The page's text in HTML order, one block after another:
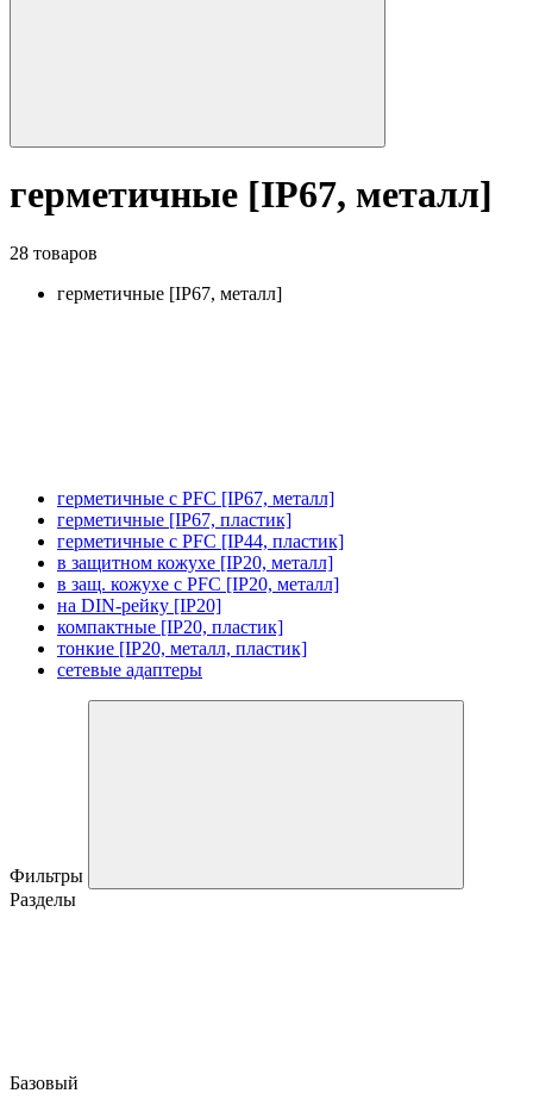
герметичные [IP67, металл]
28 товаров
герметичные [IP67, металл]
герметичные с PFC [IP67, металл]
герметичные [IP67, пластик]
герметичные с PFC [IP44, пластик]
в защитном кожухе [IP20, металл]
в защ. кожухе с PFC [IP20, металл]
на DIN-рейку [IP20]
компактные [IP20, пластик]
тонкие [IP20, металл, пластик]
сетевые адаптеры
Фильтры
Разделы
Базовый